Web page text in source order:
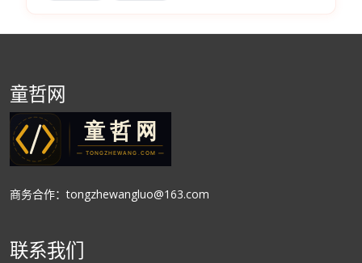
童哲网
商务合作：tongzhewangluo@163.com
联系我们